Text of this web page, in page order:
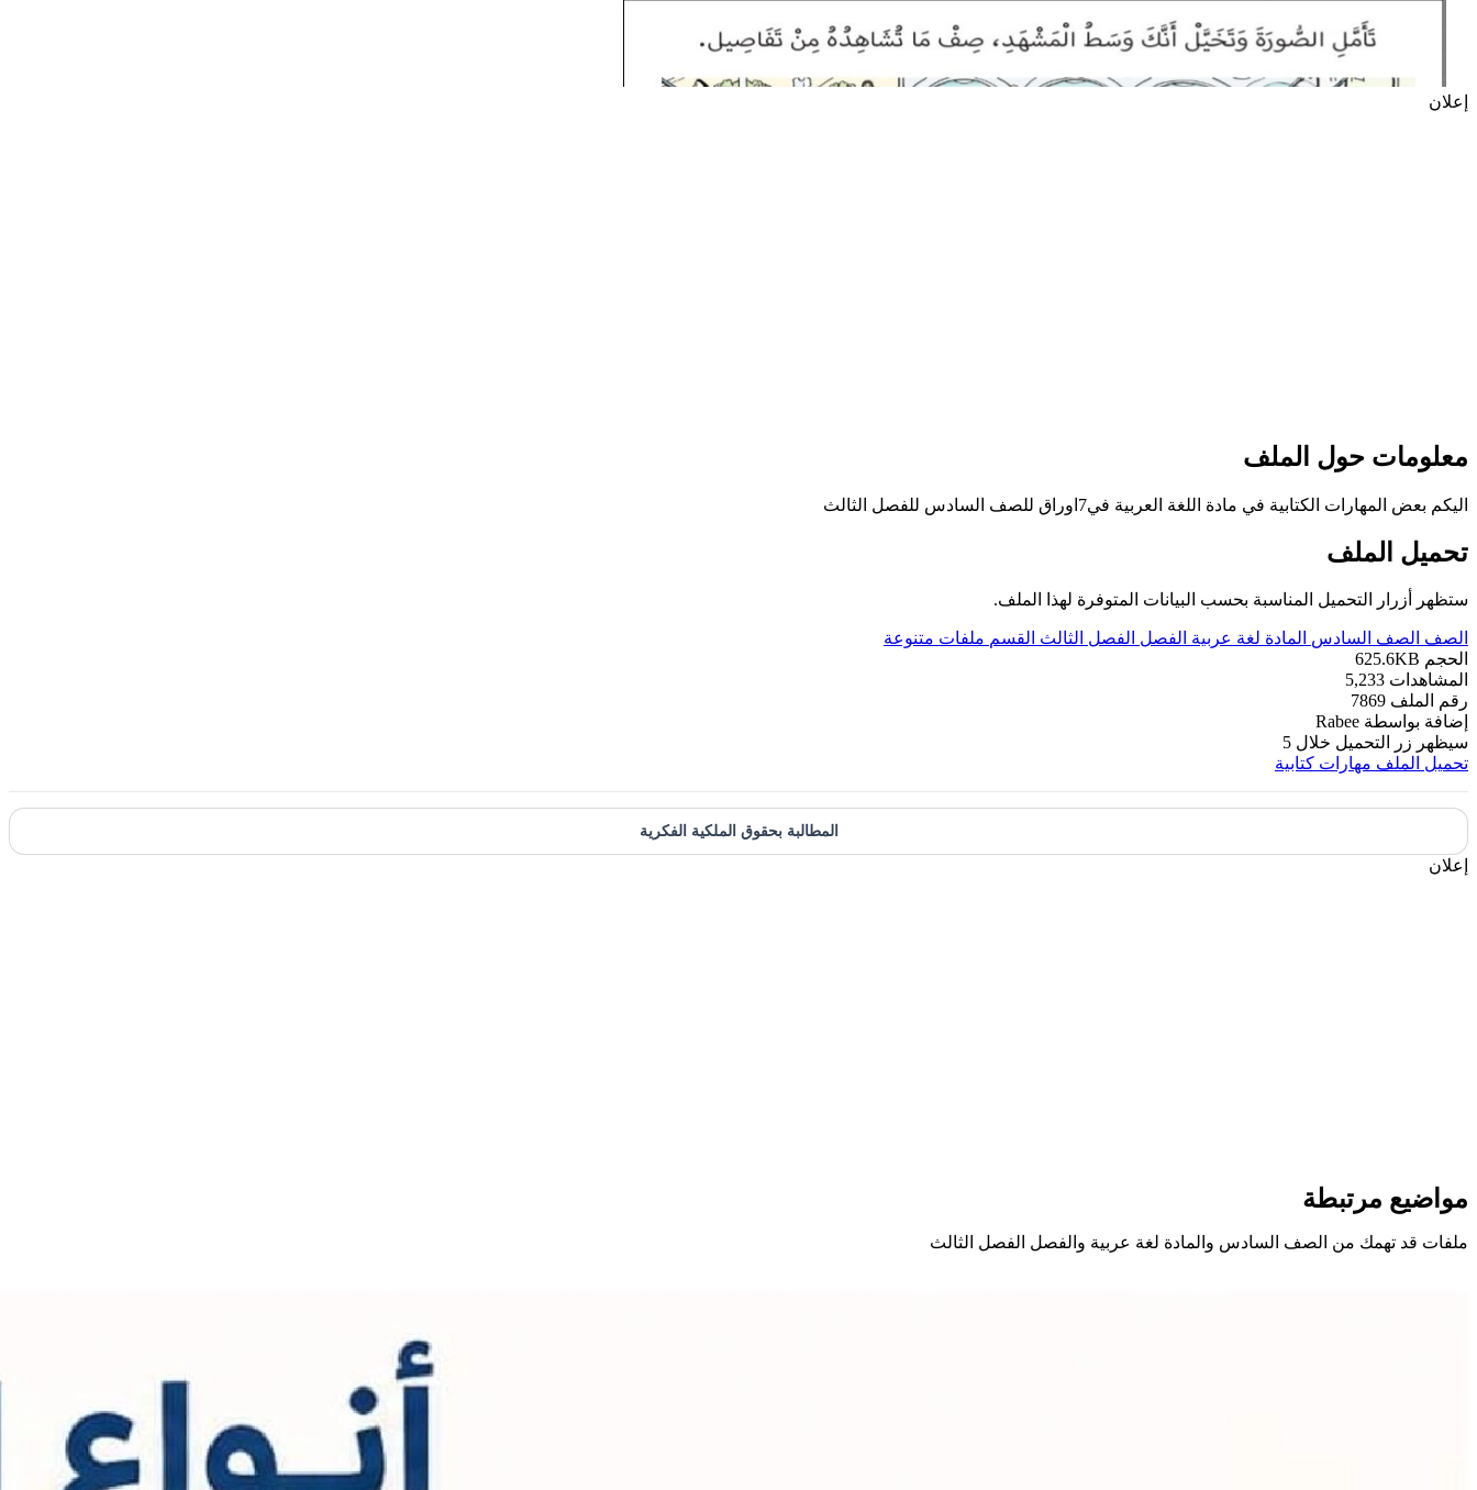
إعلان
معلومات حول الملف
اليكم بعض المهارات الكتابية في مادة اللغة العربية في7اوراق للصف السادس للفصل الثالث
تحميل الملف
ستظهر أزرار التحميل المناسبة بحسب البيانات المتوفرة لهذا الملف.
الصف الصف السادس المادة لغة عربية الفصل الفصل الثالث القسم ملفات متنوعة
الحجم 625.6KB
المشاهدات 5,233
رقم الملف 7869
إضافة بواسطة Rabee
سيظهر زر التحميل خلال 5
تحميل الملف مهارات كتابية
المطالبة بحقوق الملكية الفكرية
إعلان
مواضيع مرتبطة
ملفات قد تهمك من الصف السادس والمادة لغة عربية والفصل الفصل الثالث